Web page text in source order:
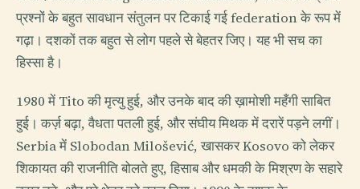
प्रश्नों के बहुत सावधान संतुलन पर टिकाई गई federation के रूप में
गढ़ा। दशकों तक बहुत से लोग पहले से बेहतर जिए। यह भी सच का
हिस्सा है।
1980 में Tito की मृत्यु हुई, और उनके बाद की ख़ामोशी महँगी साबित
हुई। कर्ज़ बढ़ा, वैधता पतली हुई, और संघीय मिथक में दरारें पड़ने लगीं।
Serbia में Slobodan Milošević, खासकर Kosovo को लेकर
शिकायत की राजनीति बोलते हुए, हिसाब और धमकी के मिश्रण के सहारे